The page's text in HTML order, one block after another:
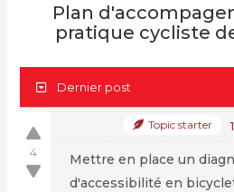
Plan
pratique cycliste
Dernier post
4
Topic starter
Mettre en place un
d'accessibilité en